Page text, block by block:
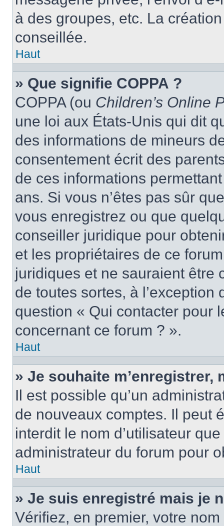
à des groupes, etc. La
conseillée.
Haut
» Que signifie COPPA ?
COPPA (ou Children’s Online
une loi aux États-Unis qui dit
des informations de mineurs
consentement écrit des
de ces informations
ans. Si vous n’êtes pas sûr
vous enregistrez ou que
conseiller juridique pour
et les propriétaires de ce
juridiques et ne sauraient être
de toutes sortes, à
question « Qui contacter pour
concernant ce forum ? ».
Haut
» Je souhaite m’enregistrer,
Il est possible qu’un
de nouveaux comptes. Il peut
interdit le nom d’utilisateur
administrateur du forum pour
Haut
» Je suis enregistré mais je
Vérifiez, en premier, votre